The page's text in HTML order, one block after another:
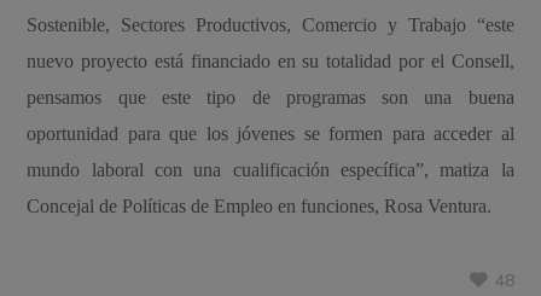
Sostenible, Sectores Productivos, Comercio y Trabajo “este
nuevo proyecto está financiado en su totalidad por el Consell,
pensamos que este tipo de programas son una buena
oportunidad para que los jóvenes se formen para acceder al
mundo laboral con una cualificación específica”, matiza la
Concejal de Políticas de Empleo en funciones, Rosa Ventura.
48